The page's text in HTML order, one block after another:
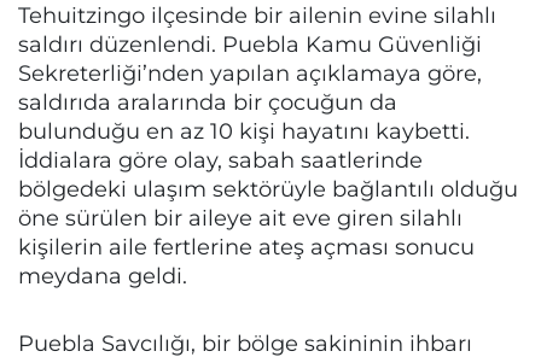
Tehuitzingo ilçesinde bir ailenin evine silahlı
saldırı düzenlendi. Puebla Kamu Güvenliği
Sekreterliği’nden yapılan açıklamaya göre,
saldırıda aralarında bir çocuğun da
bulunduğu en az 10 kişi hayatını kaybetti.
İddialara göre olay, sabah saatlerinde
bölgedeki ulaşım sektörüyle bağlantılı olduğu
öne sürülen bir aileye ait eve giren silahlı
kişilerin aile fertlerine ateş açması sonucu
meydana geldi.
Puebla Savcılığı, bir bölge sakininin ihbarı